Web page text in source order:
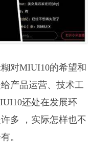
对MIUI10的希望和
产品运营、技术工
还处在发展环
多 ，实际怎样也不
。